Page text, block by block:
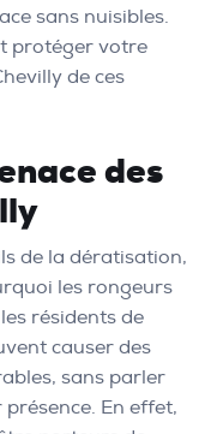
sans nuisibles.
protéger votre
de ces
des
de la dératisation,
les rongeurs
résidents de
causer des
sans parler
En effet,